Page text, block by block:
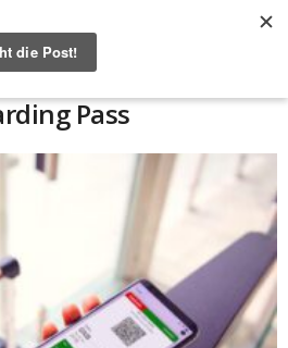
Pass